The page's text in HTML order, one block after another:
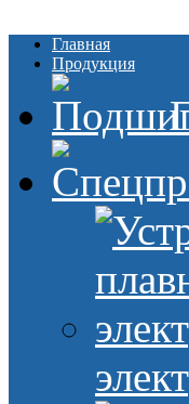
Главная
Продукция